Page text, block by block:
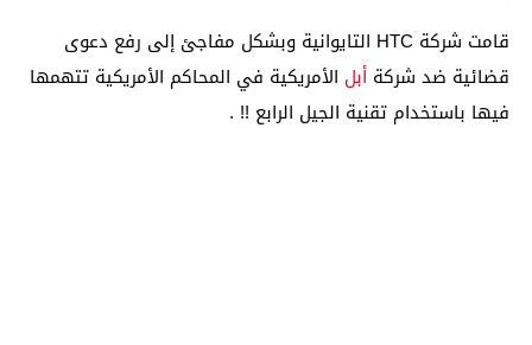
قامت شركة HTC التايوانية وبشكل مفاجئ إلى رفع دعوى
قضائية ضد شركة أبل الأمريكية في المحاكم الأمريكية تتهمها
فيها باستخدام تقنية الجيل الرابع !! .